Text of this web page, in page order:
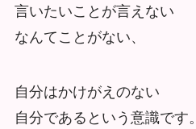
言いたいことが言えない
なんてことがない、
自分はかけがえのない
自分であるという意識です。